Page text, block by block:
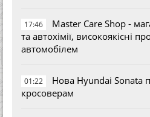
17:46
Master Care Shop -
та автохімії, високоякісні
автомобілем
01:22
Нова Hyundai Sonata
кросоверам